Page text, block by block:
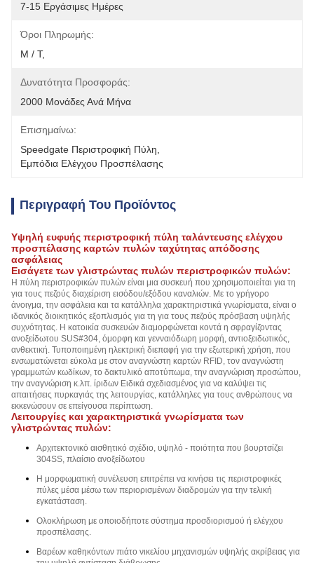
7-15 Εργάσιμες Ημέρες
Όροι Πληρωμής:
Μ / Τ,
Δυνατότητα Προσφοράς:
2000 Μονάδες Ανά Μήνα
Επισημαίνω:
Speedgate Περιστροφική Πύλη
Εμπόδια Ελέγχου Προσπέλασης
Περιγραφή Του Προϊόντος
Υψηλή ευφυής περιστροφική πύλη ταλάντευσης ελέγχου
προσπέλασης καρτών πυλών ταχύτητας απόδοσης
ασφάλειας
Εισάγετε των γλιστρώντας πυλών περιστροφικών πυλών:
Η πύλη περιστροφικών πυλών είναι μια συσκευή που χρησιμοποιείται για τη
για τους πεζούς διαχείριση εισόδου/εξόδου καναλιών. Με το γρήγορο
άνοιγμα, την ασφάλεια και τα κατάλληλα χαρακτηριστικά γνωρίσματα, είναι ο
ιδανικός διοικητικός εξοπλισμός για τη για τους πεζούς πρόσβαση υψηλής
συχνότητας. Η κατοικία συσκευών διαμορφώνεται κοντά η σφραγίζοντας
ανοξείδωτου SUS#304, όμορφη και γενναιόδωρη μορφή, αντιοξειδωτικός,
ανθεκτική. Τυποποιημένη ηλεκτρική διεπαφή για την εξωτερική χρήση, που
ενσωματώνεται εύκολα με στον αναγνώστη καρτών RFID, τον αναγνώστη
γραμμωτών κωδίκων, το δακτυλικό αποτύπωμα, την αναγνώριση προσώπου,
την αναγνώριση κ.λπ. ίριδων Ειδικά σχεδιασμένος για να καλύψει τις
απαιτήσεις πυρκαγιάς της λειτουργίας, κατάλληλες για τους ανθρώπους να
εκκενώσουν σε επείγουσα περίπτωση.
Λειτουργίες και χαρακτηριστικά γνωρίσματα των
γλιστρώντας πυλών:
Αρχιτεκτονικό αισθητικό σχέδιο, υψηλό - ποιότητα που βουρτσίζει
304SS, πλαίσιο ανοξείδωτου
Η μορφωματική συνέλευση επιτρέπει να κινήσει τις περιστροφικές
πύλες μέσα μέσω των περιορισμένων διαδρομών για την τελική
εγκατάσταση.
Ολοκλήρωση με οποιοδήποτε σύστημα προσδιορισμού ή ελέγχου
προσπέλασης.
Βαρέων καθηκόντων πιάτο νικελίου μηχανισμών υψηλής ακρίβειας για